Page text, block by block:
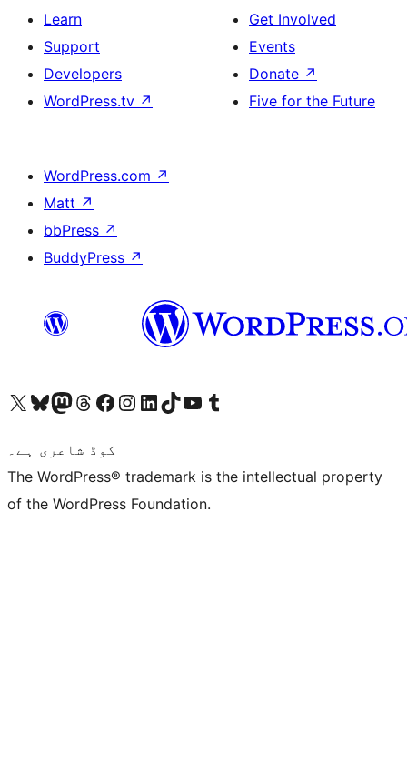
Learn
Support
Developers
WordPress.tv ↗
Get Involved
Events
Donate ↗
Five for the Future
WordPress.com ↗
Matt ↗
bbPress ↗
BuddyPress ↗
Visit our X (formerly Twitter) account
ہمارے بلیواسکائی اکاؤنٹ پر جائیں
Visit our Mastodon account
ہمارے ٹھریڈز اکاؤنٹ پر جائیں
Visit our Facebook page
Visit our Instagram account
Visit our LinkedIn account
ہمارے ٹک ٹاک اکاؤنٹ پر جائیں
Visit our YouTube channel
ہمارے ٹمبلر اکاؤنٹ پر جائیں
کوڈ شاعری ہے۔
The WordPress® trademark is the intellectual property
of the WordPress Foundation.